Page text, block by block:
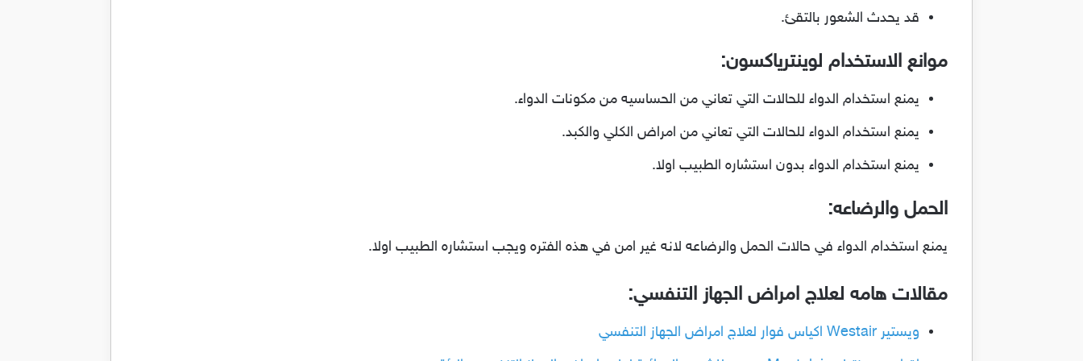
قد يحدث الشعور بالتقئ.
موانع الاستخدام لوينترياكسون:
يمنع استخدام الدواء للحالات التي تعاني من الحساسيه من مكونات الدواء.
يمنع استخدام الدواء للحالات التي تعاني من امراض الكلي والكبد.
يمنع استخدام الدواء بدون استشاره الطبيب اولا.
الحمل والرضاعه:
يمنع استخدام الدواء في حالات الحمل والرضاعه لانه غير امن في هذه الفتره ويجب استشاره الطبيب اولا.
مقالات هامه لعلاج امراض الجهاز التنفسي:
ويستير Westair اكياس فوار لعلاج امراض الجهاز التنفسي